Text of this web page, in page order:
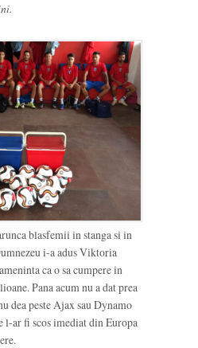
blasfemii in stanga si in
i-a adus Viktoria
ca o sa cumpere in
Pana acum nu a dat prea
dea peste Ajax sau Dynamo
l-ar fi scos imediat din Europa